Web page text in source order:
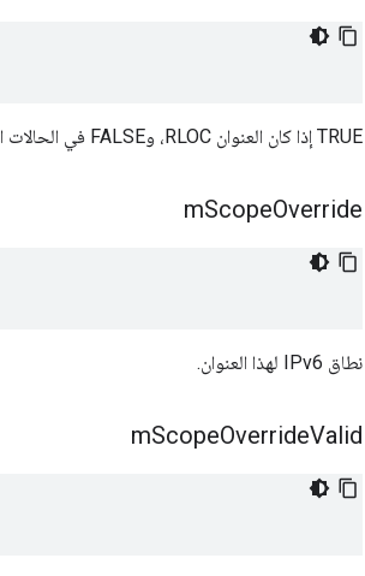
TRUE إذا كان العنوان RLOC، وFALSE في الحالات الأخرى.
mScopeOverride
نطاق IPv6 لهذا العنوان.
mScopeOverrideValid